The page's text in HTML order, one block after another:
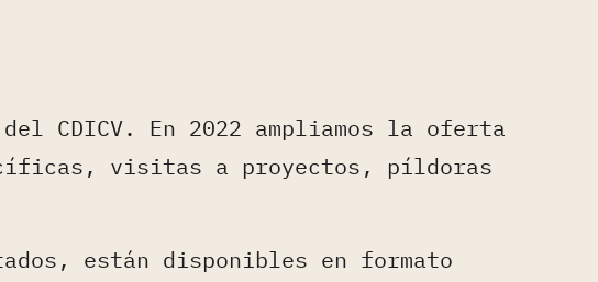
CDICV. En 2022 ampliamos la oferta
visitas a proyectos, píldoras
están disponibles en formato